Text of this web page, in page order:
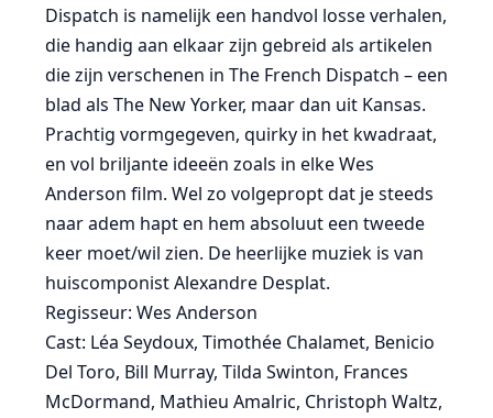
Dispatch is namelijk een handvol losse verhalen,
die handig aan elkaar zijn gebreid als artikelen
die zijn verschenen in The French Dispatch – een
blad als The New Yorker, maar dan uit Kansas.
Prachtig vormgegeven, quirky in het kwadraat,
en vol briljante ideeën zoals in elke Wes
Anderson film. Wel zo volgepropt dat je steeds
naar adem hapt en hem absoluut een tweede
keer moet/wil zien. De heerlijke muziek is van
huiscomponist Alexandre Desplat.
Regisseur: Wes Anderson
Cast: Léa Seydoux, Timothée Chalamet, Benicio
Del Toro, Bill Murray, Tilda Swinton, Frances
McDormand, Mathieu Amalric, Christoph Waltz,